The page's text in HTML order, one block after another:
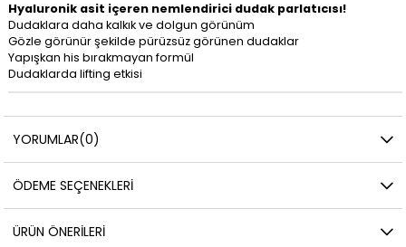
Hyaluronik asit içeren nemlendirici dudak parlatıcısı!
Dudaklara daha kalkık ve dolgun görünüm
Gözle görünür şekilde pürüzsüz görünen dudaklar
Yapışkan his bırakmayan formül
Dudaklarda lifting etkisi
YORUMLAR(0)
ÖDEME SEÇENEKLERI
ÜRÜN ÖNERILERI